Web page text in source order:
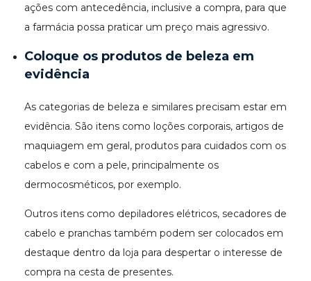
ações com antecedência, inclusive a compra, para que
a farmácia possa praticar um preço mais agressivo.
Coloque os produtos de beleza em
evidência
As categorias de beleza e similares precisam estar em
evidência. São itens como loções corporais, artigos de
maquiagem em geral, produtos para cuidados com os
cabelos e com a pele, principalmente os
dermocosméticos, por exemplo.
Outros itens como depiladores elétricos, secadores de
cabelo e pranchas também podem ser colocados em
destaque dentro da loja para despertar o interesse de
compra na cesta de presentes.